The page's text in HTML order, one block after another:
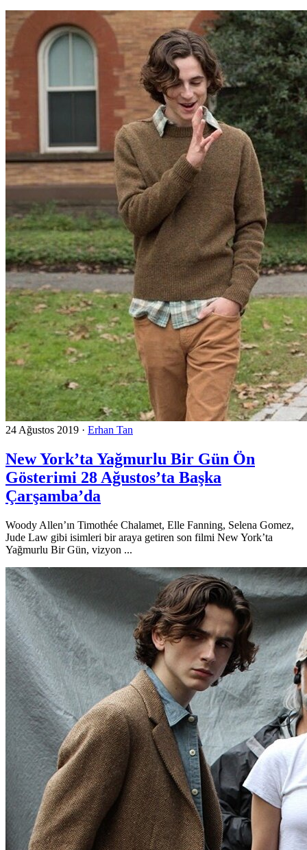
24 Ağustos 2019 · Erhan Tan
New York’ta Yağmurlu Bir Gün Ön
Gösterimi 28 Ağustos’ta Başka
Çarşamba’da
Woody Allen’ın Timothée Chalamet, Elle Fanning, Selena Gomez,
Jude Law gibi isimleri bir araya getiren son filmi New York’ta
Yağmurlu Bir Gün, vizyon ...